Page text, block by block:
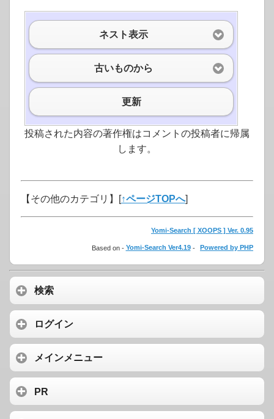
ネスト表示
古いものから
更新
投稿された内容の著作権はコメントの投稿者に帰属
します。
【その他のカテゴリ】 [↑ページTOPへ]
Yomi-Search [ XOOPS ] Ver. 0.95
Based on - Yomi-Search Ver4.19- Powered by PHP
検索
ログイン
メインメニュー
PR